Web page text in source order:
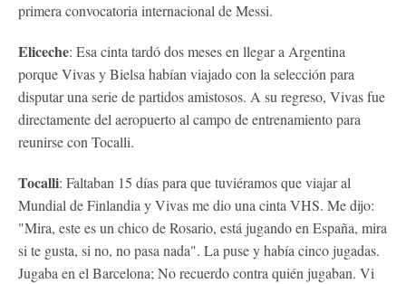
primera convocatoria internacional de Messi.
Eliceche: Esa cinta tardó dos meses en llegar a Argentina
porque Vivas y Bielsa habían viajado con la selección para
disputar una serie de partidos amistosos. A su regreso, Vivas fue
directamente del aeropuerto al campo de entrenamiento para
reunirse con Tocalli.
Tocalli: Faltaban 15 días para que tuviéramos que viajar al
Mundial de Finlandia y Vivas me dio una cinta VHS. Me dijo:
"Mira, este es un chico de Rosario, está jugando en España, mira
si te gusta, si no, no pasa nada". La puse y había cinco jugadas.
Jugaba en el Barcelona; No recuerdo contra quién jugaban. Vi